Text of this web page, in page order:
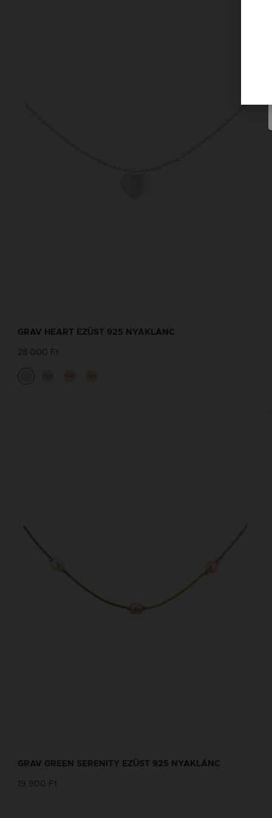
GRAV HEART EZÜST 925 NYAKLÁNC
28 000 Ft
GRAV GREEN SERENITY EZÜST 925 NYAKLÁNC
19 900 Ft